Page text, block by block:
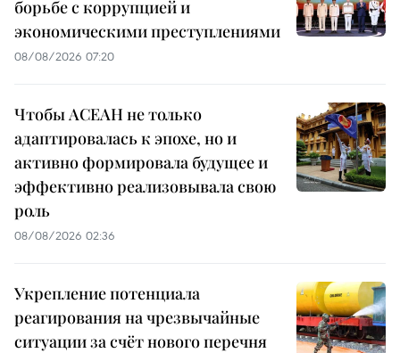
борьбе с коррупцией и
экономическими преступлениями
08/08/2026 07:20
Чтобы АСЕАН не только
адаптировалась к эпохе, но и
активно формировала будущее и
эффективно реализовывала свою
роль
08/08/2026 02:36
Укрепление потенциала
реагирования на чрезвычайные
ситуации за счёт нового перечня